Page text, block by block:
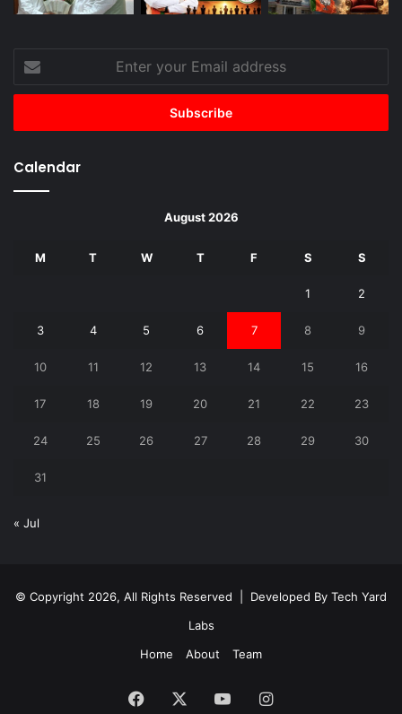
Enter
your
Email
Calendar
August 2026
M T W T F S S
1 2
3 4 5 6 7 8 9
10 11 12 13 14 15 16
17 18 19 20 21 22 23
24 25 26 27 28 29 30
31
« Jul
© Copyright 2026, All Rights Reserved | Developed By Tech Yard
Labs
Home
About Team
Facebook YouTubeInstagram